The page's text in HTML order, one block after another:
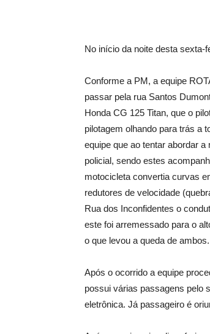
No início da noite desta sexta-
Conforme a PM, a equipe
passar pela rua Santos
Honda CG 125 Titan, que o
pilotagem olhando para trás a
equipe que ao tentar abordar
policial, sendo estes
motocicleta convertia curvas
redutores de velocidade
Rua dos Inconfidentes o
este foi arremessado para o
o que levou a queda de ambos.
Após o ocorrido a equipe
possui várias passagens pelo
eletrônica. Já passageiro é